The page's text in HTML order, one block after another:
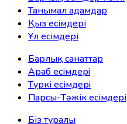
Танымал адамдар
Қыз есімдері
Ұл есімдері
Барлық санаттар
Араб есімдерi
Түркі есімдерi
Парсы-Тәжік есімдері
Біз туралы